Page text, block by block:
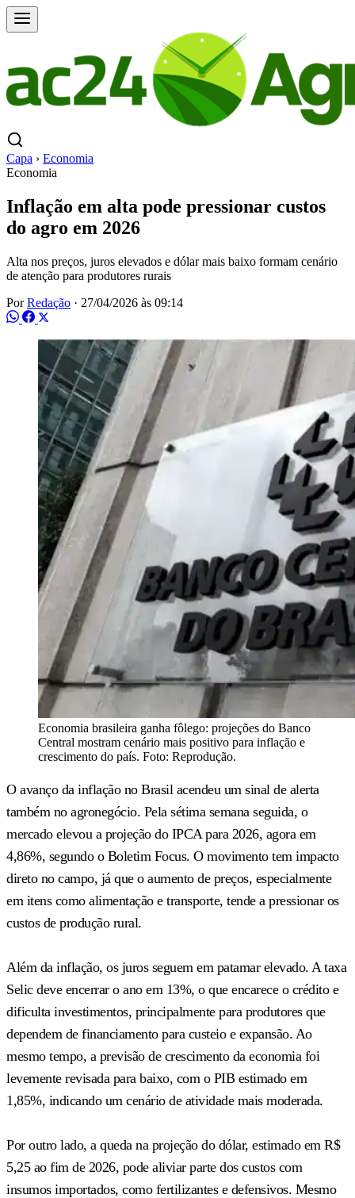
Capa › Economia
Economia
Inflação em alta pode pressionar custos
do agro em 2026
Alta nos preços, juros elevados e dólar mais baixo formam cenário
de atenção para produtores rurais
PorRedação · 27/04/2026 às 09:14
Economia brasileira ganha fôlego: projeções do Banco
Central mostram cenário mais positivo para inflação e
crescimento do país. Foto: Reprodução.
O avanço da inflação no Brasil acendeu um sinal de alerta
também no agronegócio. Pela sétima semana seguida, o
mercado elevou a projeção do IPCA para 2026, agora em
4,86%, segundo o Boletim Focus. O movimento tem impacto
direto no campo, já que o aumento de preços, especialmente
em itens como alimentação e transporte, tende a pressionar os
custos de produção rural.
Além da inflação, os juros seguem em patamar elevado. A taxa
Selic deve encerrar o ano em 13%, o que encarece o crédito e
dificulta investimentos, principalmente para produtores que
dependem de financiamento para custeio e expansão. Ao
mesmo tempo, a previsão de crescimento da economia foi
levemente revisada para baixo, com o PIB estimado em
1,85%, indicando um cenário de atividade mais moderada.
Por outro lado, a queda na projeção do dólar, estimado em R$
5,25 ao fim de 2026, pode aliviar parte dos custos com
insumos importados, como fertilizantes e defensivos. Mesmo